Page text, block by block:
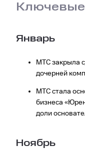
Ключевые
Январь
МТС закрыла
дочерней
МТС стала
бизнеса
доли
Ноябрь